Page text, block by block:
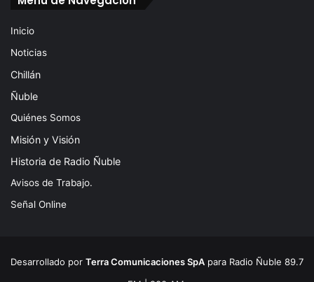
Inicio
Noticias
Chillán
Ñuble
Quiénes Somos
Misión y Visión
Historia de Radio Ñuble
Avisos de Trabajo.
Señal Online
Desarrollado por Terra Comunicaciones SpA para Radio Ñuble 89.7